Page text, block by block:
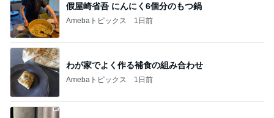
假屋崎省吾 にんにく6個分のもつ鍋
Amebaトピックス 1日前
わが家でよく作る補食の組み合わせ
Amebaトピックス 1日前